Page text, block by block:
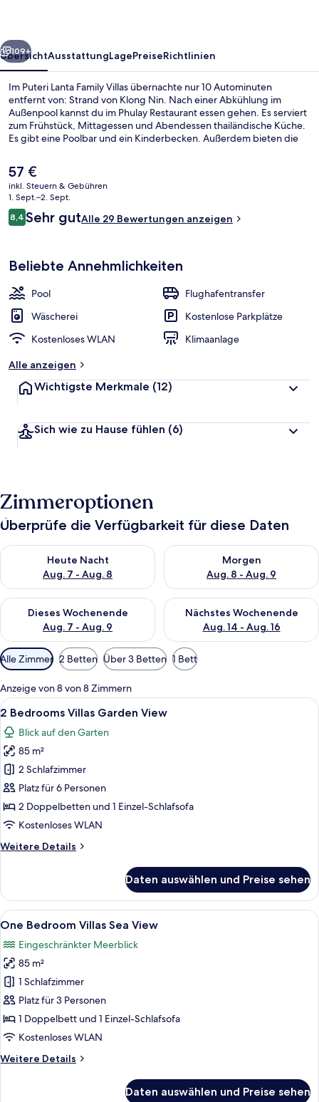
Weiter
109+
ÜbersichtAusstattungLagePreiseRichtlinien
Im Puteri Lanta Family Villas übernachte nur 10 Autominuten
entfernt von: Strand von Klong Nin. Nach einer Abkühlung im
Außenpool kannst du im Phulay Restaurant essen gehen. Es serviert
zum Frühstück, Mittagessen und Abendessen thailändische Küche.
Es gibt eine Poolbar und ein Kinderbecken. Außerdem bieten die
Der
aktuelle
Preis
beträgt
57 €.
57 €
inkl. Steuern & Gebühren
1. Sept.–2. Sept.
Bewertungen
8,48,4 von 10.
Sehr gutAlle 29 Bewertungen anzeigen
Beliebte Annehmlichkeiten
Pool
Flughafentransfer
Wäscherei
Kostenlose Parkplätze
Kostenloses WLAN
Klimaanlage
Alle anzeigen
Wichtigste Merkmale (12)
Sich wie zu Hause fühlen (6)
Zimmeroptionen
Überprüfe die Verfügbarkeit für diese Daten
Heute Nacht
Aug. 7 - Aug. 8
Überprüfe die Verfügbarkeit für heute Nacht, Aug. 7 - Aug. 8.
Morgen
Aug. 8 - Aug. 9
Überprüfe die Verfügbarkeit
Dieses Wochenende
Aug. 7 - Aug. 9
Überprüfe die Verfügbarkeit für dieses Wochenende, Aug. 7
Nächstes Wochenende
Aug. 14 - Aug. 16
Überprüfe die Verfügbarkeit
Verfügbare
Filter
für
Zimmer
Alle Zimmer 2 Betten Über 3 Betten 1 Bett
Anzeige von 8 von 8 Zimmern
Alle
Fotos
für
2
Bedrooms
Villas
Garden
View
Ein Hotelzimmer mit einem großen
12
2 Bedrooms Villas Garden View
Blick auf den Garten
85 m²
2 Schlafzimmer
Platz für 6 Personen
2 Doppelbetten und 1 Einzel-Schlafsofa
Kostenloses WLAN
Weitere Details
Weitere
Bedrooms
Villas
Garden
Daten auswählen und Preise sehen
Alle
Fotos
für
One
Bedroom
Villas
Sea
View
One Bedroom Villas Sea View | 2
13
One Bedroom Villas Sea View
Eingeschränkter Meerblick
85 m²
1 Schlafzimmer
Platz für 3 Personen
1 Doppelbett und 1 Einzel-Schlafsofa
Kostenloses WLAN
Weitere Details
Weitere
Daten auswählen und Preise sehen